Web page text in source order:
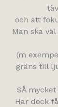
och att
Man ska
(m
gräns till
SÅ
Har dock